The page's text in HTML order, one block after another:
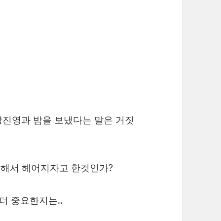
영과 밤을 보냈다는 말은 거짓
서 헤어지자고 한것인가?
중요한지는..